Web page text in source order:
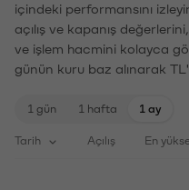
içindeki performansını
açılış ve kapanış
ve işlem hacmini kolayca
günün kuru baz alınarak
1 gün 1 hafta 1 ay
Tarih Açılış En